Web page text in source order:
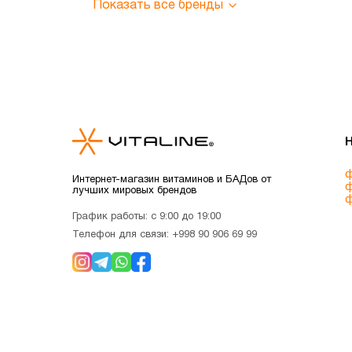
Показать все бренды
Интернет-магазин витаминов и БАДов от
лучших мировых брендов
График работы: с 9:00 до 19:00
Телефон для связи: +998 90 906 69 99